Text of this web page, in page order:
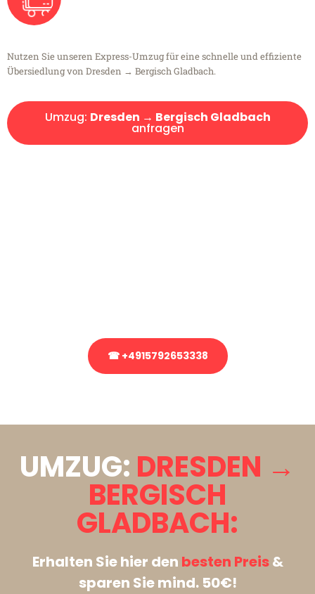
Nutzen Sie unseren Express-Umzug für eine schnelle und effiziente
Übersiedlung von Dresden → Bergisch Gladbach.
Umzug: Dresden → Bergisch Gladbach
anfragen
☎ +4915792653338
UMZUG: DRESDEN →
BERGISCH
GLADBACH:
Erhalten Sie hier den besten Preis&
sparen Sie mind. 50€!